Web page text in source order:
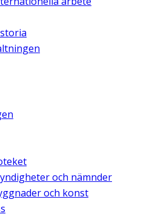
och nämnder
och konst